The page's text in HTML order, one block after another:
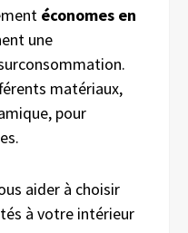
économes en
une
matériaux,
pour
aider à choisir
à votre intérieur